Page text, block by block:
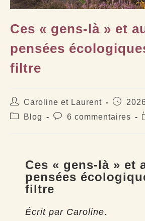
Ces « gens-là » et
pensées
filtre
Auteur/autrice
de
Caroline et Laurent
publiée :
PostBlog
Commentaires
6 commentaires
Ces « gens-là » et
pensées
filtre
Écrit par Caroline.